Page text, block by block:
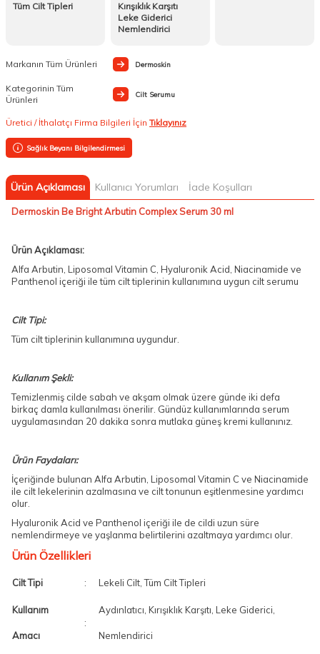
Tüm Cilt Tipleri
Kırışıklık Karşıtı
Leke Giderici
Nemlendirici
Markanın Tüm Ürünleri Dermoskin
Kategorinin Tüm
Ürünleri
Cilt Serumu
Üretici / İthalatçı Firma Bilgileri İçin Tıklayınız
Sağlık Beyanı Bilgilendirmesi
Ürün Açıklaması Kullanıcı Yorumları İade Koşulları
Dermoskin Be Bright Arbutin Complex Serum 30 ml
Ürün Açıklaması:
Alfa Arbutin, Liposomal Vitamin C, Hyaluronik Acid, Niacinamide ve
Panthenol içeriği ile tüm cilt tiplerinin kullanımına uygun cilt serumu
Cilt Tipi:
Tüm cilt tiplerinin kullanımına uygundur.
Kullanım Şekli:
Temizlenmiş cilde sabah ve akşam olmak üzere günde iki defa
birkaç damla kullanılması önerilir. Gündüz kullanımlarında serum
uygulamasından 20 dakika sonra mutlaka güneş kremi kullanınız.
Ürün Faydaları:
İçeriğinde bulunan Alfa Arbutin, Liposomal Vitamin C ve Niacinamide
ile cilt lekelerinin azalmasına ve cilt tonunun eşitlenmesine yardımcı
olur.
Hyaluronik Acid ve Panthenol içeriği ile de cildi uzun süre
nemlendirmeye ve yaşlanma belirtilerini azaltmaya yardımcı olur.
Ürün Özellikleri
Cilt Tipi : Lekeli Cilt, Tüm Cilt Tipleri
Kullanım
Amacı
:
Aydınlatıcı, Kırışıklık Karşıtı, Leke Giderici,
Nemlendirici